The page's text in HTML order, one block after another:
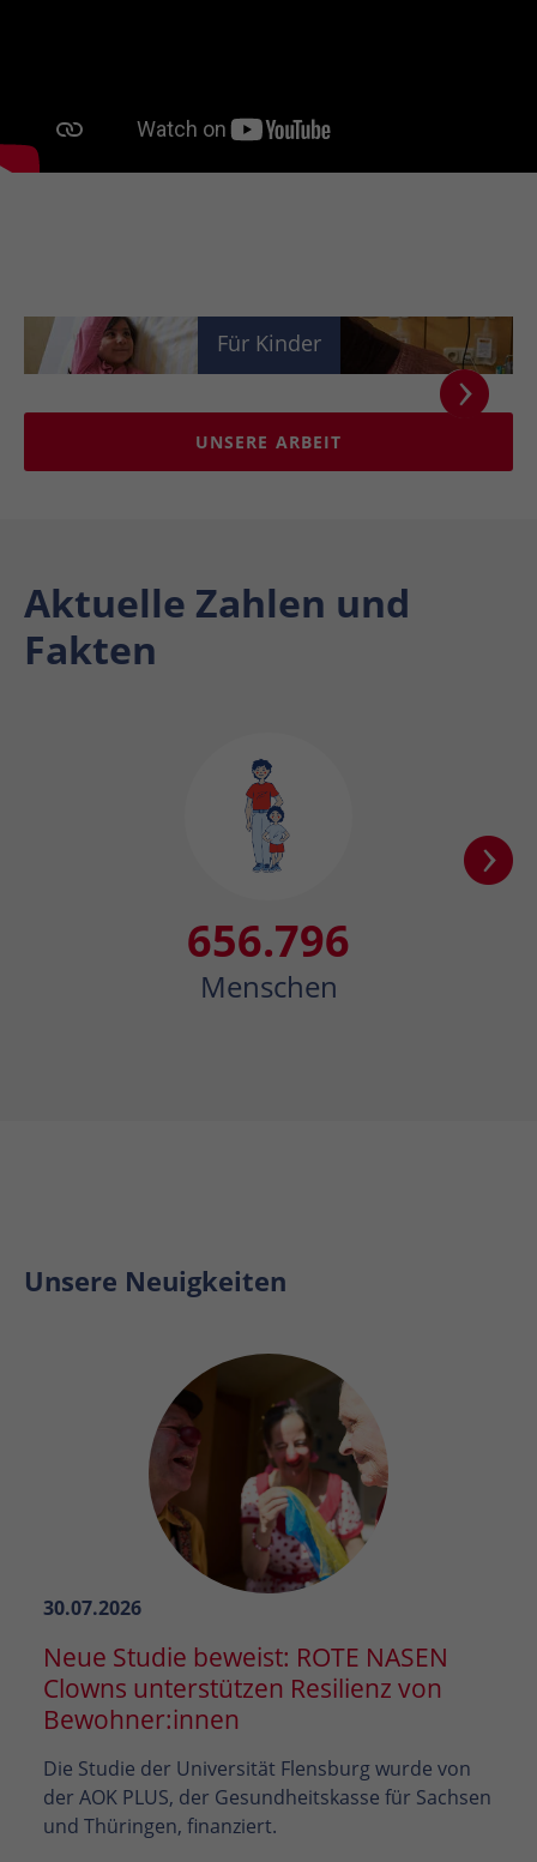
Für Kinder
UNSERE ARBEIT
Aktuelle Zahlen und
Fakten
656.796
Menschen
Unsere Neuigkeiten
30.07.2026
Neue Studie beweist: ROTE NASEN
Clowns unterstützen Resilienz von
Bewohner:innen
Die Studie der Universität Flensburg wurde von
der AOK PLUS, der Gesundheitskasse für Sachsen
und Thüringen, finanziert.